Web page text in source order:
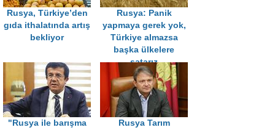
Rusya, Türkiye’den
gıda ithalatında artış
bekliyor
Rusya: Panik
yapmaya gerek yok,
Türkiye almazsa
başka ülkelere
satarız
"Rusya ile barışma
Rusya Tarım